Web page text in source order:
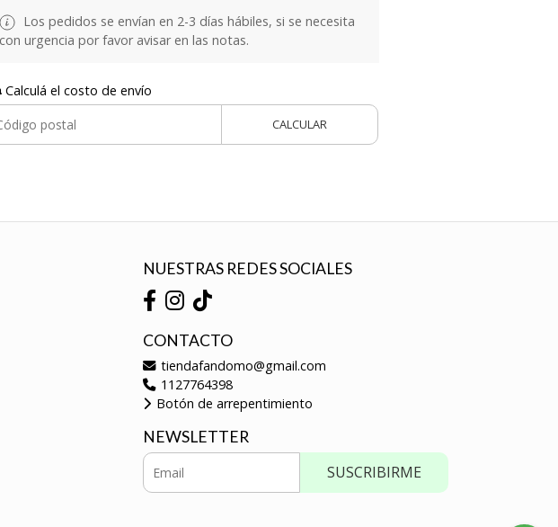
Los pedidos se envían en 2-3 días hábiles, si se necesita
con urgencia por favor avisar en las notas.
Calculá el costo de envío
CALCULAR
NUESTRAS REDES SOCIALES
CONTACTO
tiendafandomo@gmail.com
1127764398
Botón de arrepentimiento
NEWSLETTER
SUSCRIBIRME